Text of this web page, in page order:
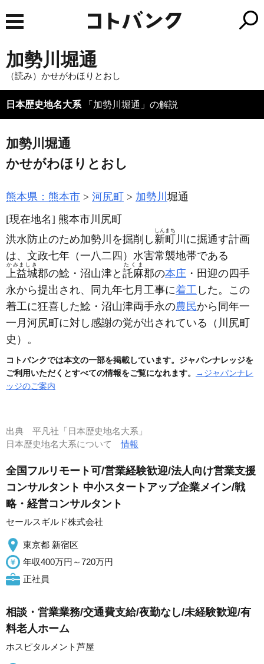
加勢川堀通
（読み）かせがわほりとおし
日本歴史地名大系 「加勢川堀通」の解説
加勢川堀通
かせがわほりとおし
熊本県：熊本市 河尻町 加勢川 堀通
[現在地名] 熊本市川尻町
洪水防止のため加勢川を掘削し 新町
しんまち
川に掘通す計画
は、文政七年 （一八二四） 水害常襲地帯である
上益城
かみましき
郡の鯰・沼山津と 託麻
たくま
郡の本庄 ・田迎の四手
永から提出され、同九年七月工事に着工 した。この
着工に狂喜した鯰・沼山津両手永の農民から同年一
一月河尻町に対し感謝の覚が出されている （川尻町
史） 。
コトバンクでは本文の一部を掲載しています。ジャパンナレッジを
ご利用いただくとすべての情報をご覧になれます。
→ジャパンナレ
ッジのご案内
出典 平凡社「日本歴史地名大系」
日本歴史地名大系について情報
全国フルリモート可/営業経験歓迎/法人向け営業支援
コンサルタント 中小スタートアップ企業メイン/戦
略・経営コンサルタント
セールスギルド株式会社
東京都 新宿区
年収400万円～720万円
正社員
相談・営業業務/交通費支給/夜勤なし/未経験歓迎/有
料老人ホーム
ホスピタルメント芦屋